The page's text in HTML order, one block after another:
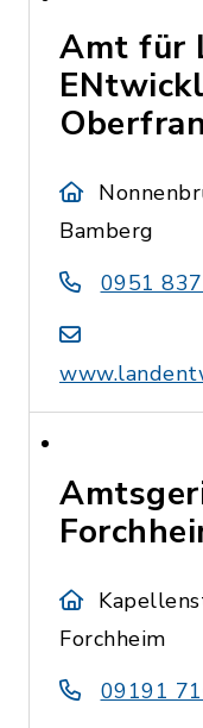
Amt für
Bamberg
0951
Forchheim
09191